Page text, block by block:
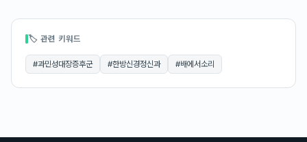
🏷 관련 키워드
#과민성대장증후군 #한방신경정신과 #배에서소리